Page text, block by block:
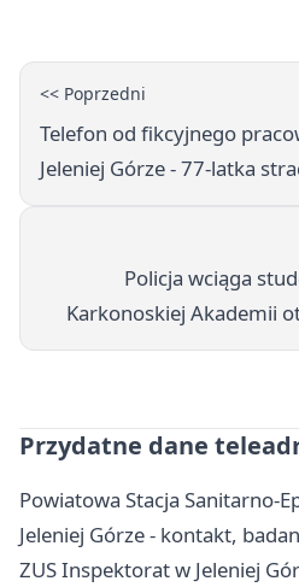
<< Poprzedni
Telefon od fikcyjnego
Jeleniej Górze - 77-latka
Policja wciąga
Karkonoskiej Akademii
Przydatne dane
Powiatowa Stacja Sanitarno-
Jeleniej Górze - kontakt,
ZUS Inspektorat w Jeleniej